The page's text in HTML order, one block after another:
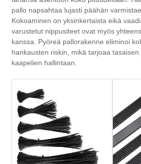
pallo napsahtaa lujasti päähän
Kokoaminen on yksinkertaista eikä
varustetut nippusiteet ovat myös
kanssa. Pyöreä pallorakenne eliminoi
hankausten riskin, mikä tarjoaa
kaapelien hallintaan.